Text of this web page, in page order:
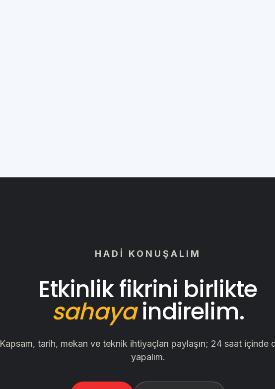
HADI KONUŞALIM
Etkinlik fikrini birlikte
sahayaindirelim.
Kapsam, tarih, mekan ve teknik ihtiyaçları paylaşın; 24 saat içinde
yapalım.